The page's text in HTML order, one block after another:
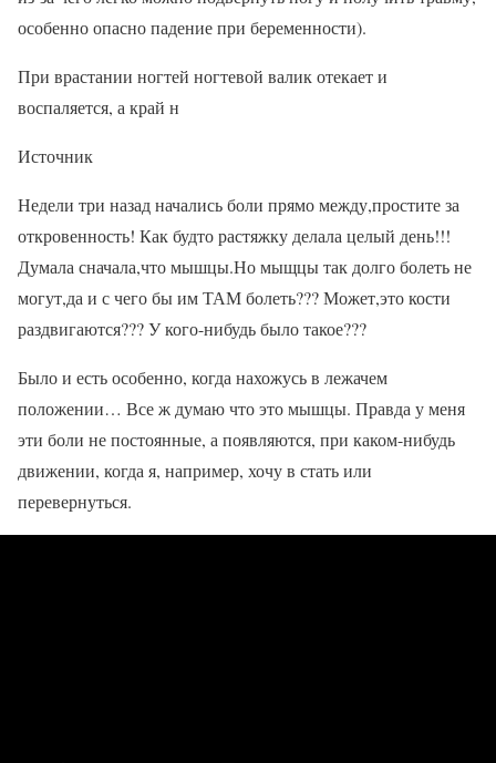
особенно опасно падение при беременности).
При врастании ногтей ногтевой валик отекает и
воспаляется, а край н
Источник
Недели три назад начались боли прямо между,простите за
откровенность! Как будто растяжку делала целый день!!!
Думала сначала,что мышцы.Но мыщцы так долго болеть не
могут,да и с чего бы им ТАМ болеть??? Может,это кости
раздвигаются??? У кого-нибудь было такое???
Было и есть особенно, когда нахожусь в лежачем
положении… Все ж думаю что это мышцы. Правда у меня
эти боли не постоянные, а появляются, при каком-нибудь
движении, когда я, например, хочу в стать или
перевернуться.